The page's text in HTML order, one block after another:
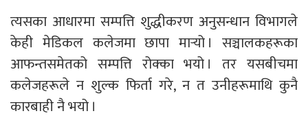
त्यसका आधारमा सम्पत्ति शुद्धीकरण अनुसन्धान विभागले
केही मेडिकल कलेजमा छापा मार्‍यो । सञ्चालकहरूका
आफन्तसमेतको सम्पत्ति रोक्का भयो । तर यसबीचमा
कलेजहरूले न शुल्क फिर्ता गरे, न त उनीहरूमाथि कुनै
कारबाही नै भयो ।